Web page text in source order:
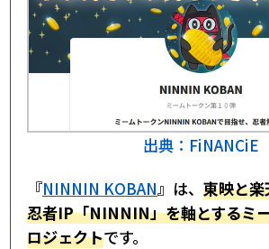
出典：FiNANCiE
『NINNIN KOBAN』は、 東映と
忍者IP「NINNIN」を軸とするミ
ロジェクトです。